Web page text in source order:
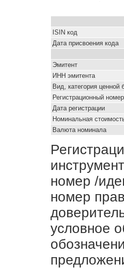
ISIN код
Дата присвоения кода
Эмитент
ИНН эмитента
Вид, категория ценной
Регистрационный номер
Дата регистрации
Номинальная
Валюта номинала
номер /
номер
условное